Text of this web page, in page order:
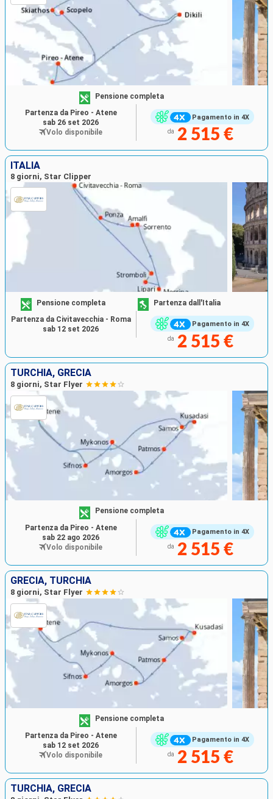
Pagamento in 4X
Pensione completa
da 2 515 €
Partenza da Pireo - Atene
sab 26 set 2026
Volo disponibile
ITALIA
8 giorni, Star Clipper
Pagamento in 4X
Pensione completa Partenza dall'Italia
da 2 515 €
Partenza da Civitavecchia - Roma
sab 12 set 2026
TURCHIA, GRECIA
8 giorni, Star Flyer
Pagamento in 4X
Pensione completa
da 2 515 €
Partenza da Pireo - Atene
sab 22 ago 2026
Volo disponibile
GRECIA, TURCHIA
8 giorni, Star Flyer
Pagamento in 4X
Pensione completa
da 2 515 €
Partenza da Pireo - Atene
sab 12 set 2026
Volo disponibile
TURCHIA, GRECIA